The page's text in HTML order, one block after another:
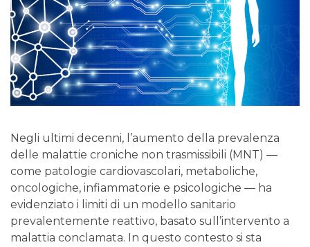
Negli ultimi decenni, l’aumento della prevalenza
delle malattie croniche non trasmissibili (MNT) —
come patologie cardiovascolari, metaboliche,
oncologiche, infiammatorie e psicologiche — ha
evidenziato i limiti di un modello sanitario
prevalentemente reattivo, basato sull’intervento a
malattia conclamata. In questo contesto si sta